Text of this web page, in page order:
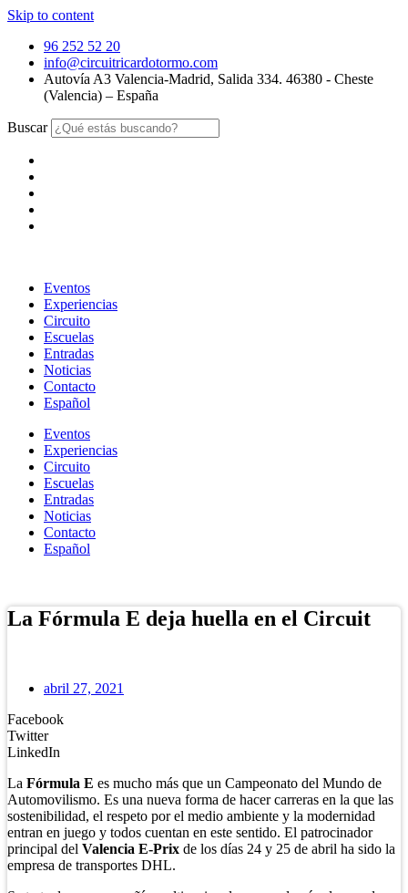
Skip to content
96 252 52 20
info@circuitricardotormo.com
Autovía A3 Valencia-Madrid, Salida 334. 46380 - Cheste
(Valencia) – España
Buscar
Eventos
Experiencias
Circuito
Escuelas
Entradas
Noticias
Contacto
Español
Eventos
Experiencias
Circuito
Escuelas
Entradas
Noticias
Contacto
Español
La Fórmula E deja huella en el Circuit
abril 27, 2021
Facebook
Twitter
LinkedIn
La Fórmula E es mucho más que un Campeonato del Mundo de
Automovilismo. Es una nueva forma de hacer carreras en la que las
sostenibilidad, el respeto por el medio ambiente y la modernidad
entran en juego y todos cuentan en este sentido. El patrocinador
principal del Valencia E-Prix de los días 24 y 25 de abril ha sido la
empresa de transportes DHL.